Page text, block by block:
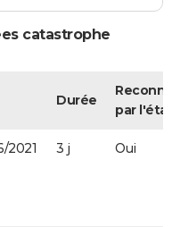
catastrophe
Durée
par l'état
2021 3 j Oui